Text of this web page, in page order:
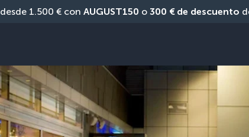
desde 1.500 € con AUGUST150 o 300 € de descuento